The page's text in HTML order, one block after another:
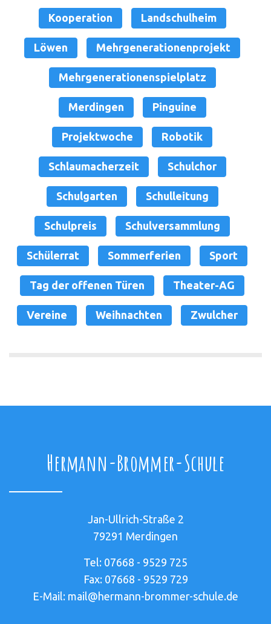
Kooperation Landschulheim
Löwen Mehrgenerationenprojekt
Mehrgenerationenspielplatz
Merdingen Pinguine
Projektwoche Robotik
Schlaumacherzeit Schulchor
Schulgarten Schulleitung
Schulpreis Schulversammlung
Schülerrat Sommerferien Sport
Tag der offenen Türen Theater-AG
Vereine Weihnachten Zwulcher
Hermann-Brommer-Schule
Jan-Ullrich-Straße 2
79291 Merdingen
Tel: 07668 - 9529 725
Fax: 07668 - 9529 729
E-Mail: mail@hermann-brommer-schule.de